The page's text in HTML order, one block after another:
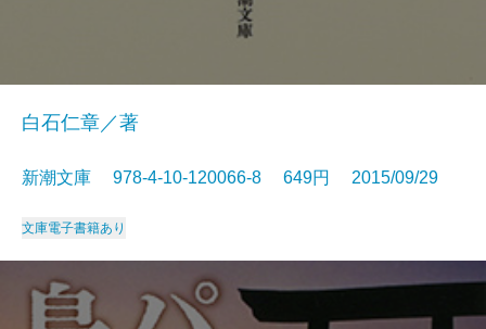
白石仁章／著
新潮文庫 978-4-10-120066-8 649円 2015/09/29
文庫電子書籍あり